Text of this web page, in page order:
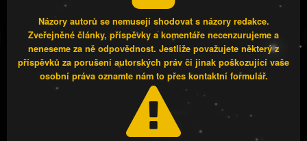
Názory autorů se nemusejí shodovat s názory redakce.
Zveřejněné články, příspěvky a komentáře necenzurujeme a
neneseme za ně odpovědnost. Jestliže považujete některý z
příspěvků za porušení autorských práv či jinak poškozující vaše
osobní práva oznamte nám to přes kontaktní formulář.